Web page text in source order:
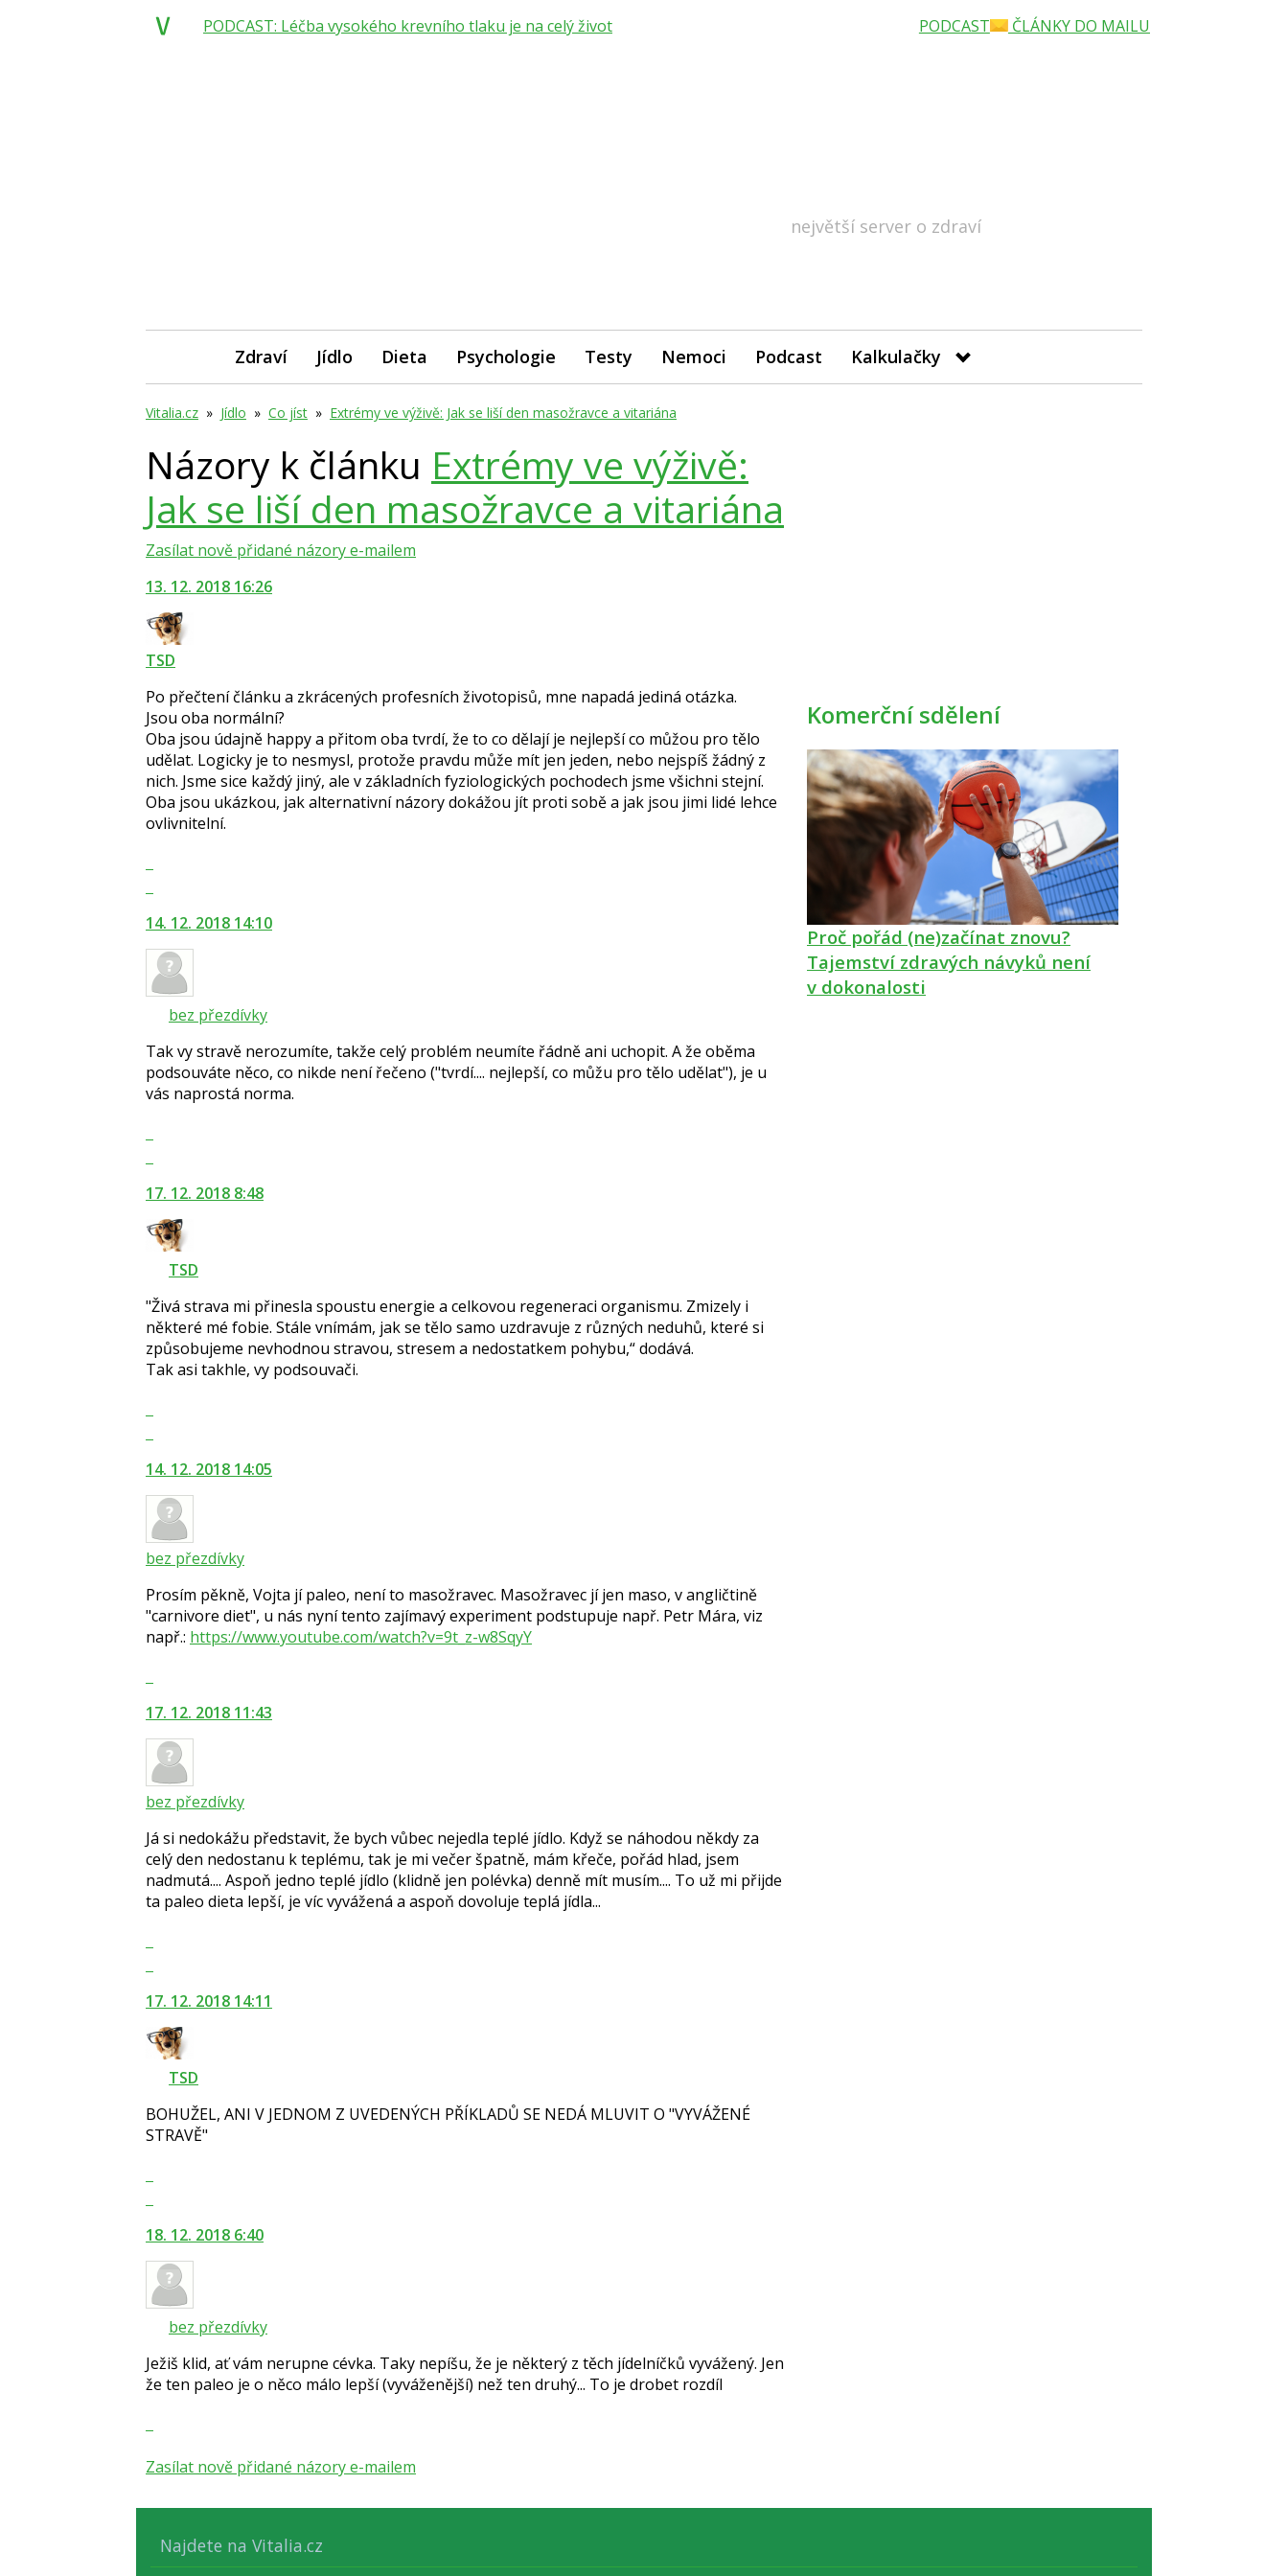
největší server o zdraví
Zdraví Jídlo Dieta Psychologie Testy Nemoci Podcast Kalkulačky
Vitalia.cz » Jídlo » Co jíst » Extrémy ve výživě: Jak se liší den masožravce a vitariána
Názory k článku Extrémy ve výživě:
Jak se liší den masožravce a vitariána
Zasílat nově přidané názory e-mailem
13. 12. 2018 16:26
TSD
Po přečtení článku a zkrácených profesních životopisů, mne napadá jediná otázka.
Jsou oba normální?
Oba jsou údajně happy a přitom oba tvrdí, že to co dělají je nejlepší co můžou pro tělo
udělat. Logicky je to nesmysl, protože pravdu může mít jen jeden, nebo nejspíš žádný z
nich. Jsme sice každý jiný, ale v základních fyziologických pochodech jsme všichni stejní.
Oba jsou ukázkou, jak alternativní názory dokážou jít proti sobě a jak jsou jimi lidé lehce
ovlivnitelní.
další
nový
názor.
K
navigaci
použít
i
klávesy
P
pro
předchozí
nový
názor
14. 12. 2018 14:10
bez přezdívky
Tak vy stravě nerozumíte, takže celý problém neumíte řádně ani uchopit. A že oběma
podsouváte něco, co nikde není řečeno ("tvrdí.... nejlepší, co můžu pro tělo udělat"), je u
vás naprostá norma.
další
nový
názor.
K
navigaci
lze
použít
i
klávesy
P
pro
předchozí
nový
názor
17. 12. 2018 8:48
TSD
"Živá strava mi přinesla spoustu energie a celkovou regeneraci organismu. Zmizely i
některé mé fobie. Stále vnímám, jak se tělo samo uzdravuje z různých neduhů, které si
způsobujeme nevhodnou stravou, stresem a nedostatkem pohybu,“ dodává.
Tak asi takhle, vy podsouvači.
další
nový
názor.
K
navigaci
použít
i
klávesy
následující
a
P
pro
předchozí
nový
názor
14. 12. 2018 14:05
bez přezdívky
Prosím pěkně, Vojta jí paleo, není to masožravec. Masožravec jí jen maso, v angličtině
"carnivore diet", u nás nyní tento zajímavý experiment podstupuje např. Petr Mára, viz
např.: https://www.youtube.com/watch?v=9t_z-w8SqyY
další
nový
názor.
K
navigaci
použít
i
klávesy
N
pro
předchozí
nový
názor
17. 12. 2018 11:43
bez přezdívky
Já si nedokážu představit, že bych vůbec nejedla teplé jídlo. Když se náhodou někdy za
celý den nedostanu k teplému, tak je mi večer špatně, mám křeče, pořád hlad, jsem
nadmutá.... Aspoň jedno teplé jídlo (klidně jen polévka) denně mít musím.... To už mi přijde
ta paleo dieta lepší, je víc vyvážená a aspoň dovoluje teplá jídla...
další
nový
názor.
K
navigaci
lze
použít
následující
a
P
pro
předchozí
nový
názor
17. 12. 2018 14:11
TSD
BOHUŽEL, ANI V JEDNOM Z UVEDENÝCH PŘÍKLADŮ SE NEDÁ MLUVIT O "VYVÁŽENÉ
STRAVĚ"
další
nový
názor.
K
navigaci
použít
i
následující
P
předchozí
18. 12. 2018 6:40
bez přezdívky
Ježiš klid, ať vám nerupne cévka. Taky nepíšu, že je některý z těch jídelníčků vyvážený. Jen
že ten paleo je o něco málo lepší (vyváženější) než ten druhý... To je drobet rozdíl
vlákno
Zasílat nově přidané názory e-mailem
Komerční sdělení
Proč pořád (ne)začínat znovu?
Tajemství zdravých návyků není
v dokonalosti
Najdete na Vitalia.cz
PODCAST: Léčba vysokého krevního tlaku je na celý život PODCAST ČLÁNKY DO MAILU